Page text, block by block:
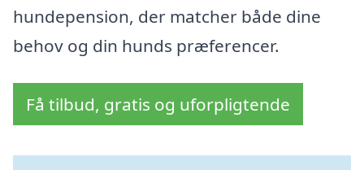
hundepension, der matcher både dine
behov og din hunds præferencer.
Få tilbud, gratis og uforpligtende